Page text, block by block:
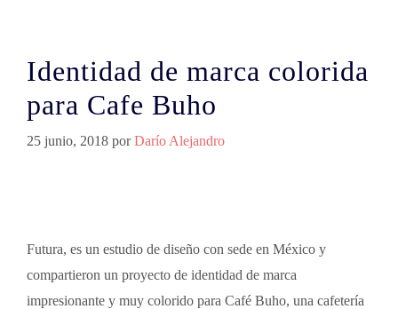
Identidad de marca colorida
para Cafe Buho
25 junio, 2018 porDarío Alejandro
Futura, es un estudio de diseño con sede en México y
compartieron un proyecto de identidad de marca
impresionante y muy colorido para Café Buho, una cafetería